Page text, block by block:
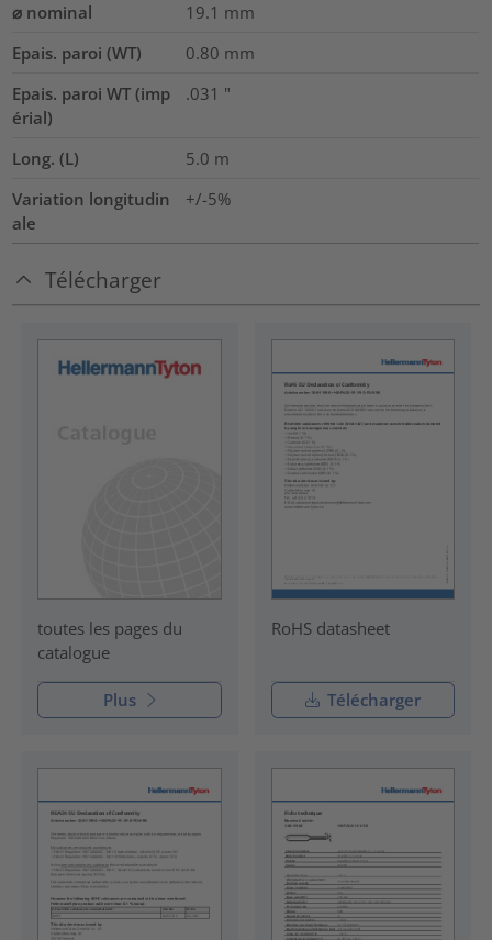
⌀ nominal 19.1 mm
Epais. paroi (WT)
0.80 mm
Epais. paroi WT (imp
érial)
.031 "
Long. (L) 5.0 m
Variation longitudin
ale
+/-5%
Télécharger
toutes les pages du
catalogue
Plus
RoHS datasheet
Télécharger